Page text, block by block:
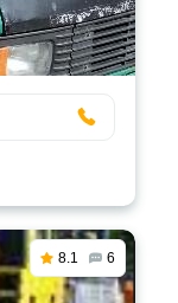
8.1 6